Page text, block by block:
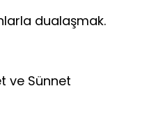
dualaşmak.
ve Sünnet